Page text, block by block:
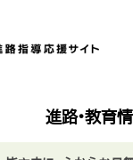
進路•教育